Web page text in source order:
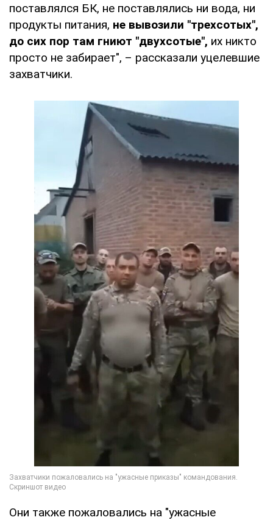
поставлялся БК, не поставлялись ни вода, ни
продукты питания, не вывозили "трехсотых",
до сих пор там гниют "двухсотые", их никто
просто не забирает", – рассказали уцелевшие
захватчики.
Они также пожаловались на "ужасные